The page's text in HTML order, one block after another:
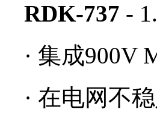
RDK-737 -
· 集成900V
· 在电网不